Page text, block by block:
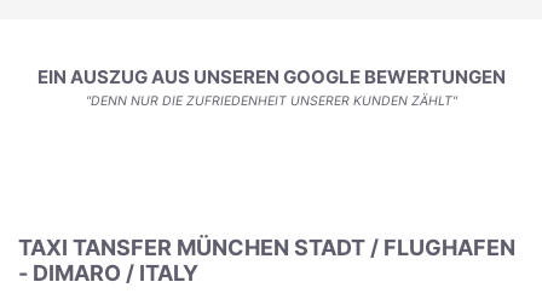
EIN AUSZUG AUS UNSEREN GOOGLE BEWERTUNGEN
"DENN NUR DIE ZUFRIEDENHEIT UNSERER KUNDEN ZÄHLT"
TAXI TANSFER MÜNCHEN STADT / FLUGHAFEN
- DIMARO / ITALY